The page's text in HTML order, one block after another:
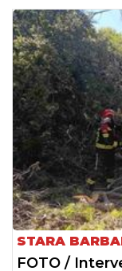
STARA
FOTO /